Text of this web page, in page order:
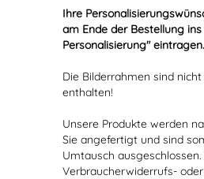
Ihre
am Ende der Bestellung
Personalisierung" eintragen.
Die Bilderrahmen sind nicht
enthalten!
Unsere Produkte werden
Sie angefertigt und sind
Umtausch
Verbraucherwiderrufs-